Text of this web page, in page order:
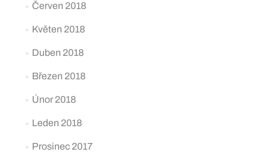
Červen 2018
Květen 2018
Duben 2018
Březen 2018
Únor 2018
Leden 2018
Prosinec 2017